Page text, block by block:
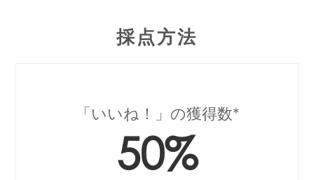
採点方法
「いいね！」の獲得数*
50%